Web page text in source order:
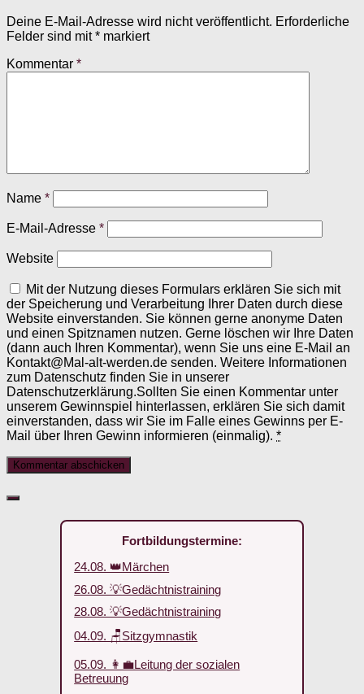
Deine E-Mail-Adresse wird nicht veröffentlicht. Erforderliche
Felder sind mit* markiert
Kommentar *
Name *
E-Mail-Adresse *
Website
Mit der Nutzung dieses Formulars erklären Sie sich mit
der Speicherung und Verarbeitung Ihrer Daten durch diese
Website einverstanden. Sie können gerne anonyme Daten
und einen Spitznamen nutzen. Gerne löschen wir Ihre Daten
(dann auch Ihren Kommentar), wenn Sie uns eine E-Mail an
Kontakt@Mal-alt-werden.de senden. Weitere Informationen
zum Datenschutz finden Sie in unserer
Datenschutzerklärung.Sollten Sie einen Kommentar unter
unserem Gewinnspiel hinterlassen, erklären Sie sich damit
einverstanden, dass wir Sie im Falle eines Gewinns per E-
Mail über Ihren Gewinn informieren (einmalig). *
Fortbildungstermine:
24.08. 👑Märchen
26.08. 💡Gedächtnistraining
28.08. 💡Gedächtnistraining
04.09. 🪑Sitzgymnastik
05.09. 👩‍💼Leitung der sozialen
Betreuung